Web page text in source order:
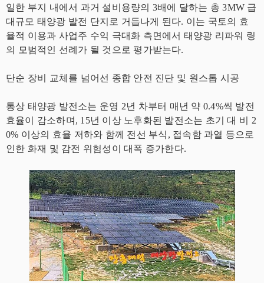
일한 부지 내에서 과거 설비용량의 3배에 달하는 총 3MW 급
대규모 태양광 발전 단지로 거듭나게 된다. 이는 국토의 효
율적 이용과 사업주 수익 극대화 측면에서 태양광 리파워 링
의 모범적인 선례가 될 것으로 평가받는다.
단순 장비 교체를 넘어선 종합 안전 진단 및 원스톱 시공
통상 태양광 발전소는 운영 2년 차부터 매년 약 0.4%씩 발전
효율이 감소하며, 15년 이상 노후화된 발전소는 초기 대 비 2
0% 이상의 효율 저하와 함께 전선 부식, 접속함 과열 등으로
인한 화재 및 감전 위험성이 대폭 증가한다.